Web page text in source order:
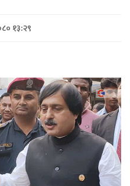
१३:२९